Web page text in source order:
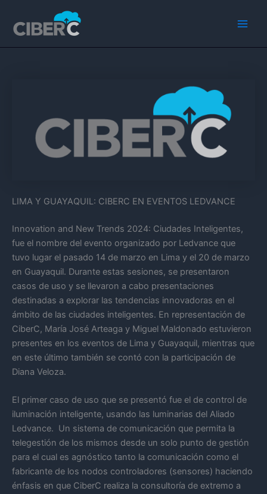
contenido
LIMA Y GUAYAQUIL: CIBERC EN EVENTOS LEDVANCE
Innovation and New Trends 2024: Ciudades Inteligentes,
fue el nombre del evento organizado por Ledvance que
tuvo lugar el pasado 14 de marzo en Lima y el 20 de marzo
en Guayaquil. Durante estas sesiones, se presentaron
casos de uso y se llevaron a cabo presentaciones
destinadas a explorar las tendencias innovadoras en el
ámbito de las ciudades inteligentes. En representación de
CiberC, María José Arteaga y Miguel Maldonado estuvieron
presentes en los eventos de Lima y Guayaquil, mientras que
en este último también se contó con la participación de
Diana Veloza.
El primer caso de uso que se presentó fue el de control de
iluminación inteligente, usando las luminarias del Aliado
Ledvance. Un sistema de comunicación que permita la
telegestión de los mismos desde un solo punto de gestión
para el cual es agnóstico tanto la comunicación como el
fabricante de los nodos controladores (sensores) haciendo
énfasis en que CiberC realiza la consultoría de extremo a